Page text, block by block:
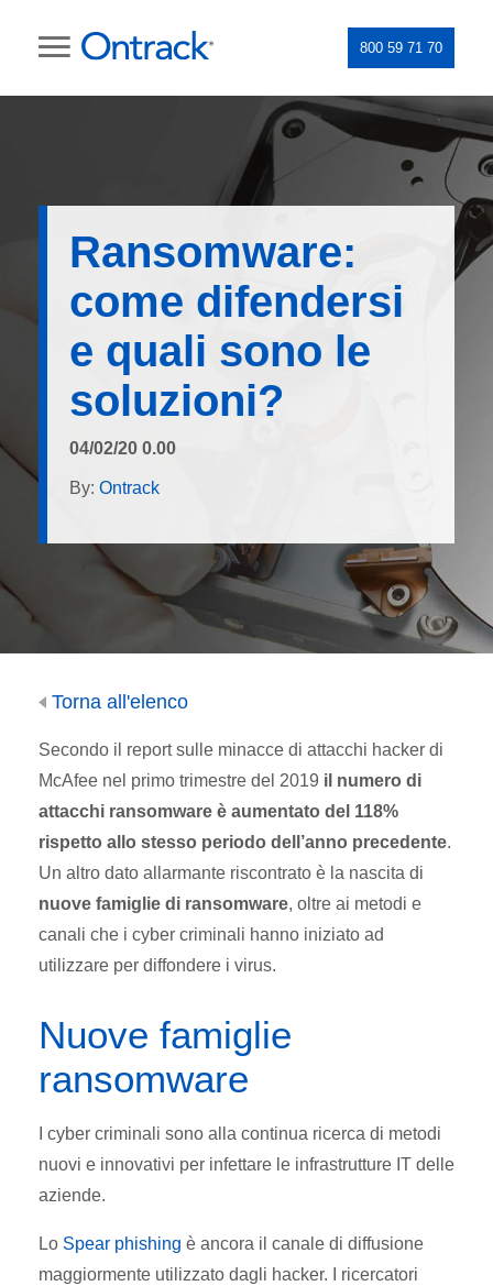
800 59 71 70
Ransomware:
come difendersi
e quali sono le
soluzioni?
04/02/20 0.00
By: Ontrack
Torna all'elenco
Secondo il report sulle minacce di attacchi hacker di
McAfee nel primo trimestre del 2019 il numero di
attacchi ransomware è aumentato del 118%
rispetto allo stesso periodo dell’anno precedente.
Un altro dato allarmante riscontrato è la nascita di
nuove famiglie di ransomware, oltre ai metodi e
canali che i cyber criminali hanno iniziato ad
utilizzare per diffondere i virus.
Nuove famiglie
ransomware
I cyber criminali sono alla continua ricerca di metodi
nuovi e innovativi per infettare le infrastrutture IT delle
aziende.
Lo Spear phishing è ancora il canale di diffusione
maggiormente utilizzato dagli hacker. I ricercatori